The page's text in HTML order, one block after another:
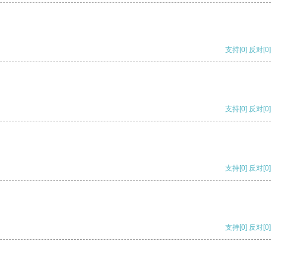
支持[0] 反对[0]
支持[0] 反对[0]
支持[0] 反对[0]
支持[0] 反对[0]